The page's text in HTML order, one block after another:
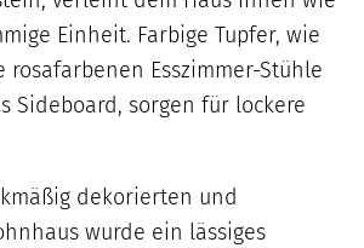
Einheit. Farbige Tupfer, wie
rosafarbenen Esszimmer-Stühle
Sideboard, sorgen für lockere
dekorierten und
wurde ein lässiges